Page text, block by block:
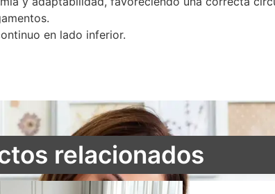
en lado inferior.
relacionados